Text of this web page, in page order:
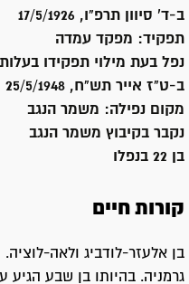
ב-ד' סיוון תרפ"ו, 17/5/1926
תפקיד: מפקד עמדה
נפל בעת מילוי תפקידו
ב-ט"ז אייר תש"ח, 25/5/1948
מקום נפילה: משמר הנגב
נקבר בקיבוץ משמר הנגב
בן 22 בנפלו
קורות חיים
גרמניה. בהיותו בן שבע הגיע